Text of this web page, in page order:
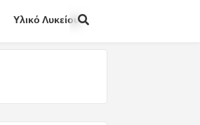
Υλικό Λυκείου